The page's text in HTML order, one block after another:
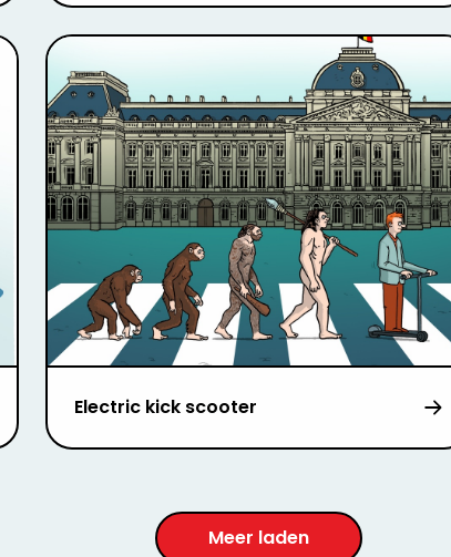
Electric kick scooter
Meer laden